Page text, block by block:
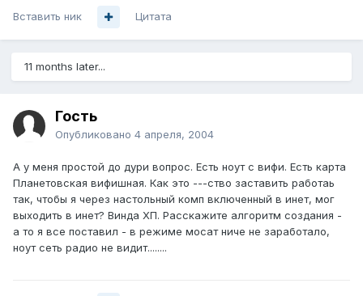
Вставить ник Цитата
11 months later...
Гость
Опубликовано 4 апреля, 2004
А у меня простой до дури вопрос. Есть ноут с вифи. Есть карта
Планетовская вифишная. Как это ---ство заставить работаь
так, чтобы я через настольный комп включенный в инет, мог
выходить в инет? Винда ХП. Расскажите алгоритм создания -
а то я все поставил - в режиме мосат ниче не заработало,
ноут сеть радио не видит........